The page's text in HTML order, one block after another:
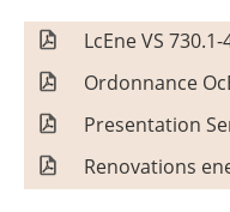
LcEne VS
Ordonnance
Presentation
Renovations